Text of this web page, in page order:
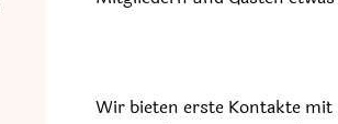
Wir bieten erste Kontakte